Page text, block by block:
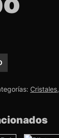
Cristales,